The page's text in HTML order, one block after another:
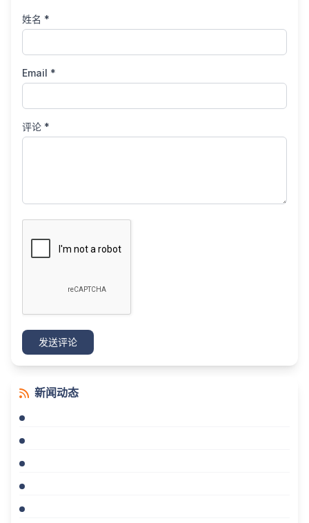
姓名 *
Email *
评论 *
发送评论
新闻动态